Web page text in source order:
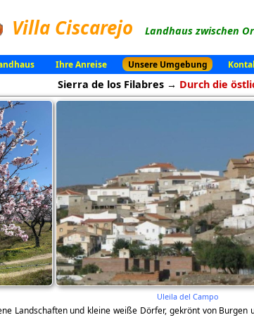
Villa Ciscarejo Landhaus zwischen
Ihre Anreise Unsere Umgebung
Sierra de los Filabres → Durch die
Uleila del Campo
Landschaften und kleine weiße Dörfer, gekrönt von